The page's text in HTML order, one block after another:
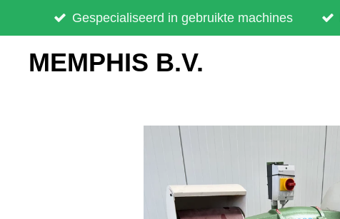
Gespecialiseerd in gebruikte machines
MEMPHIS B.V.